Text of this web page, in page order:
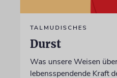
TALMUDISCHES
Durst
Was unsere Weisen
lebensspendende Kraft